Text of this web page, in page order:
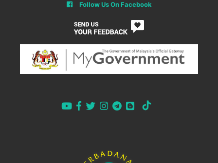
Follow Us On Facebook